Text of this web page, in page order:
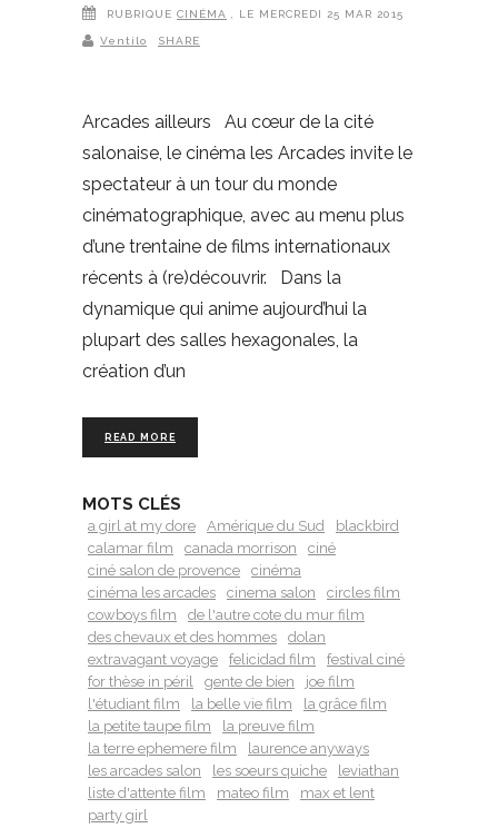
RUBRIQUE CINÉMA , LE MERCREDI 25 MAR 2015
Ventilo SHARE
Arcades ailleurs Au cœur de la cité
salonaise, le cinéma les Arcades invite le
spectateur à un tour du monde
cinématographique, avec au menu plus
d’une trentaine de films internationaux
récents à (re)découvrir. Dans la
dynamique qui anime aujourd’hui la
plupart des salles hexagonales, la
création d’un
READ MORE
MOTS CLÉS
a girl at my dore Amérique du Sud
blackbird
calamar film
canada morrison
ciné
ciné salon de provence
cinéma
cinéma les arcades
cinema salon
circles film
cowboys film
de l'autre cote du mur film
des chevaux et des hommes
dolan
extravagant voyage
felicidad film
festival ciné
for thèse in péril
gente de bien
joe film
l'étudiant film
la belle vie film
la grâce film
la petite taupe film
la preuve film
la terre ephemere film
laurence anyways
les arcades salon
les soeurs quiche
leviathan
liste d'attente film
mateo film
max et lent
party girl